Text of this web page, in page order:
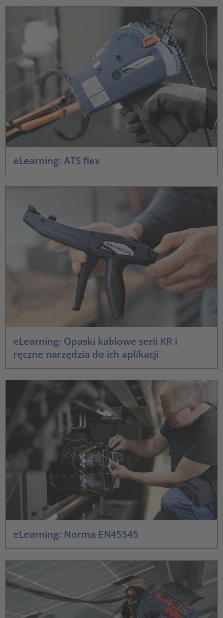
eLearning: ATS flex
eLearning: Opaski kablowe serii KR i
ręczne narzędzia do ich aplikacji
eLearning: Norma EN45545